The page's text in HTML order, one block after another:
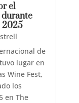
el
2025
de
lugar en
Wine Fest,
los
en The